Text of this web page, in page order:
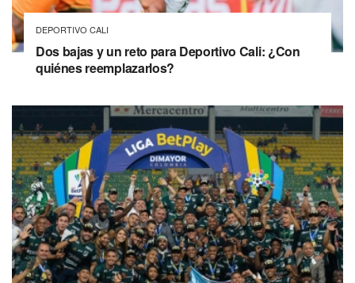
DEPORTIVO CALI
Dos bajas y un reto para Deportivo Cali: ¿Con
quiénes reemplazarlos?